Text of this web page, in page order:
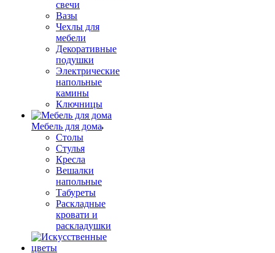
свечи
Вазы
Чехлы для
мебели
Декоративные
подушки
Электрические
напольные
камины
Ключницы
Мебель для дома
Столы
Стулья
Кресла
Вешалки
напольные
Табуреты
Раскладные
кровати и
раскладушки